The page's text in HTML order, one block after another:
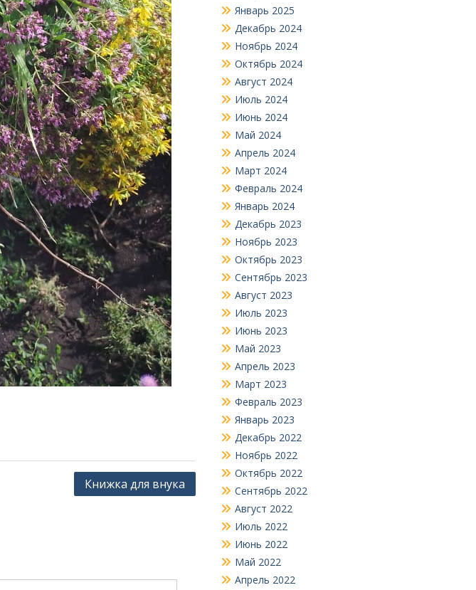
Книжка для внука
Январь 2025
Декабрь 2024
Ноябрь 2024
Октябрь 2024
Август 2024
Июль 2024
Июнь 2024
Май 2024
Апрель 2024
Март 2024
Февраль 2024
Январь 2024
Декабрь 2023
Ноябрь 2023
Октябрь 2023
Сентябрь 2023
Август 2023
Июль 2023
Июнь 2023
Май 2023
Апрель 2023
Март 2023
Февраль 2023
Январь 2023
Декабрь 2022
Ноябрь 2022
Октябрь 2022
Сентябрь 2022
Август 2022
Июль 2022
Июнь 2022
Май 2022
Апрель 2022